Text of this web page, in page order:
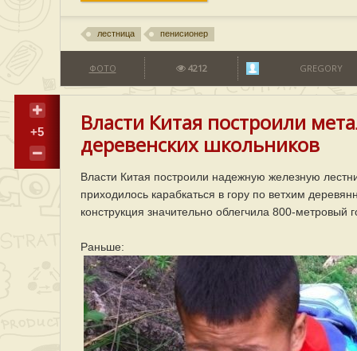
лестница пенисионер
ФОТО 4212 GREGORY
+5
Власти Китая построили
деревенских школьников
Власти Китая построили надежную железную
приходилось карабкаться в гору по ветхим
конструкция значительно облегчила 800-
Раньше: